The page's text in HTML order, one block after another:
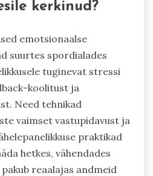
kerkinud?
emotsionaalse
suurtes spordialades
tuginevat stressi
koolitust ja
Need tehnikad
vaimset vastupidavust ja
praktikad
hetkes, vähendades
reaalajas andmeid